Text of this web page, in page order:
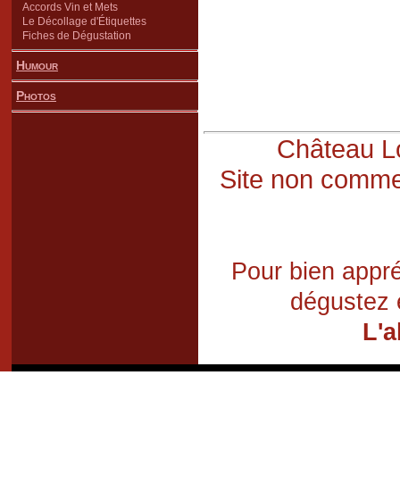
Accords Vin et Mets
Le Décollage d'Étiquettes
Fiches de Dégustation
Humour
Photos
Château
Site non
Pour bien
dégustez